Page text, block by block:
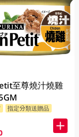
至尊燒汁燒雞
指定分類送贈品